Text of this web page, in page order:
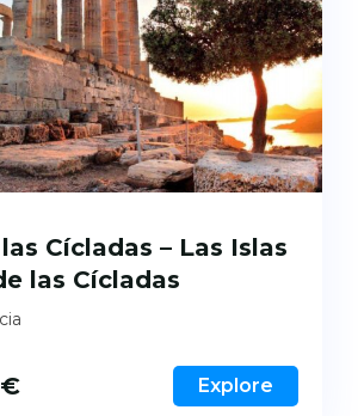
Cícladas – Las Islas
las Cícladas
€ Explore